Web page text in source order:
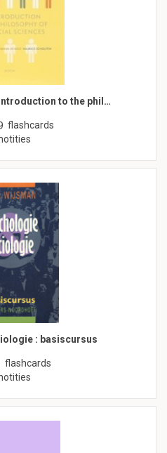
to the phil…
flashcards
: basiscursus
flashcards